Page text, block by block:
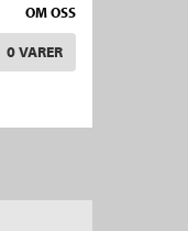
OM OSS
0VARER